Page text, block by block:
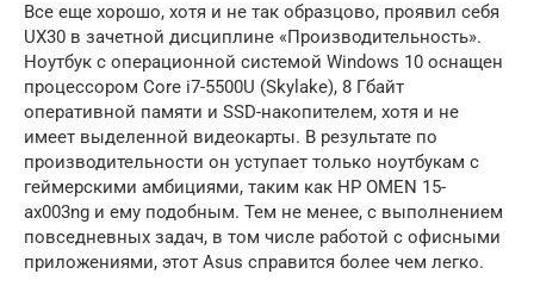
Все еще хорошо, хотя и не так образцово, проявил себя
UX30 в зачетной дисциплине «Производительность».
Ноутбук с операционной системой Windows 10 оснащен
процессором Core i7-5500U (Skylake), 8 Гбайт
оперативной памяти и SSD-накопителем, хотя и не
имеет выделенной видеокарты. В результате по
производительности он уступает только ноутбукам с
геймерскими амбициями, таким как HP OMEN 15-
ax003ng и ему подобным. Тем не менее, с выполнением
повседневных задач, в том числе работой с офисными
приложениями, этот Asus справится более чем легко.